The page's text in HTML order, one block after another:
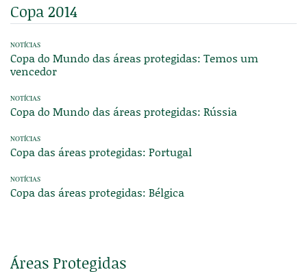
Copa 2014
NOTÍCIAS
Copa do Mundo das áreas protegidas: Temos um
vencedor
NOTÍCIAS
Copa do Mundo das áreas protegidas: Rússia
NOTÍCIAS
Copa das áreas protegidas: Portugal
NOTÍCIAS
Copa das áreas protegidas: Bélgica
Áreas Protegidas